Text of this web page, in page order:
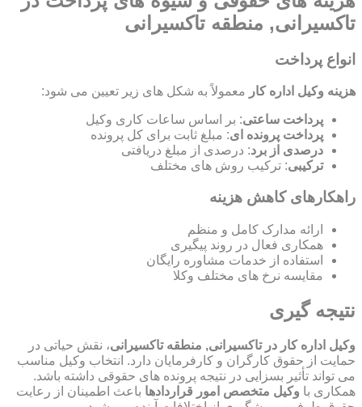
تاکسیرانی, منطقه تاکسیرانی
انواع پرداخت
هزینه وکیل اداره کار معمولاً به شکل های زیر تعیین می شود:
پرداخت ساعتی: بر اساس ساعات کاری وکیل
پرداخت پرونده ای: مبلغ ثابت برای کل پرونده
درصدی از برد: درصدی از مبلغ دریافتی
ترکیبی: ترکیب روش های مختلف
راهکارهای کاهش هزینه
ارائه مدارک کامل و منظم
همکاری فعال در روند پیگیری
استفاده از خدمات مشاوره رایگان
مقایسه نرخ های مختلف وکلا
نتیجه گیری
وکیل اداره کار در تاکسیرانی, منطقه تاکسیرانی، نقش حیاتی در
حمایت از حقوق کارگران و کارفرمایان دارد. انتخاب وکیل مناسب
می تواند تأثیر بسزایی در نتیجه پرونده های حقوقی داشته باشد.
همکاری با وکیل متخصص امور قراردادها باعث اطمینان از رعایت